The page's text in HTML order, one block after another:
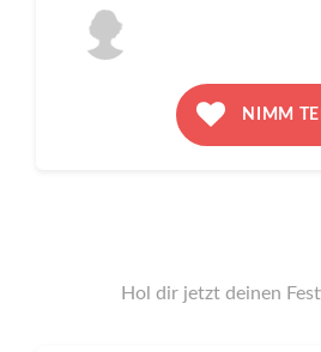
NIMM
Hol dir jetzt deinen